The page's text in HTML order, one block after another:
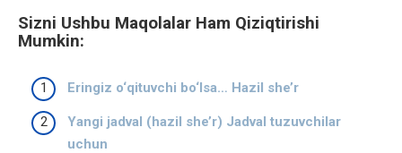
Sizni Ushbu Maqolalar Ham Qiziqtirishi
Mumkin:
Eringiz o‘qituvchi bo‘lsa… Hazil she’r
Yangi jadval (hazil she’r) Jadval tuzuvchilar
uchun